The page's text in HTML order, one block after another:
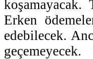
Erken
edebilecek.
geçemeyecek.